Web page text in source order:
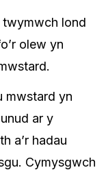
twymwch lond
olew yn
mwstard yn
ar y
a’r hadau
Cymysgwch